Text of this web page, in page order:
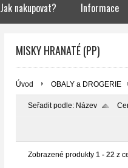
Jak nakupovat? Informace
MISKY HRANATÉ (PP)
Úvod OBALY a DROGERIE
Seřadit podle: Název
Zobrazené produkty 1 - 22 z